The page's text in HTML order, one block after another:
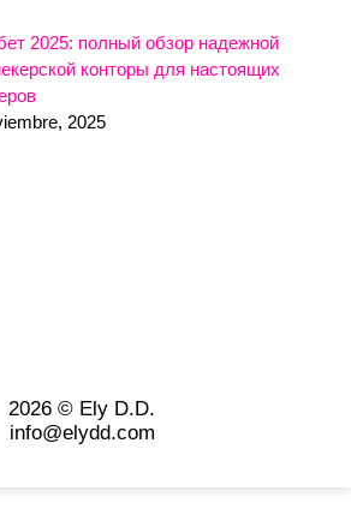
2025: полный обзор надежной
конторы для настоящих
2025
2026 © Ely D.D.
info@elydd.com